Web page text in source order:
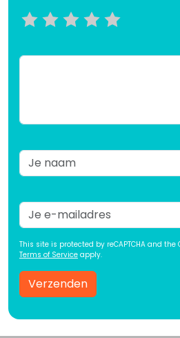
This site is protected by reCAPTCHA and the
Terms of Service apply.
Verzenden